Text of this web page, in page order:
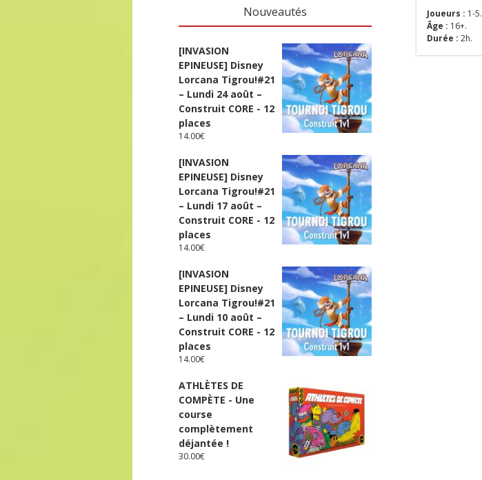
Joueurs : 1-5.
Âge : 16+.
Durée : 2h.
Nouveautés
[INVASION
EPINEUSE] Disney
Lorcana Tigrou!#21
– Lundi 24 août –
Construit CORE - 12
places
14.00€
[INVASION
EPINEUSE] Disney
Lorcana Tigrou!#21
– Lundi 17 août –
Construit CORE - 12
places
14.00€
[INVASION
EPINEUSE] Disney
Lorcana Tigrou!#21
– Lundi 10 août –
Construit CORE - 12
places
14.00€
ATHLÈTES DE
COMPÈTE - Une
course
complètement
déjantée !
30.00€